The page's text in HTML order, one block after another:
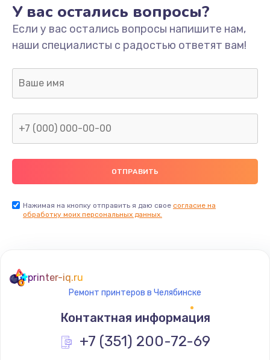
от 1750 руб.
Заказать
Замена корпуса
Замена тачпада
Заказать
Замена северного моста
от 2960 руб.
Ремонт петель крышки
У вас остались вопросы?
Если у вас остались вопросы напишите нам,
наши специалисты с радостью ответят вам!
Нажимая на кнопку отправить я даю свое согласие на
обработку моих персональных данных.
printer-iq.ru
Ремонт принтеров в Челябинске
Контактная информация
+7 (351) 200-72-69